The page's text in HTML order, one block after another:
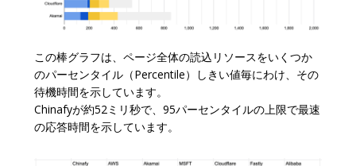
この棒グラフは、ページ全体の読込リソースをいくつか
のパーセンタイル（Percentile）しきい値毎にわけ、その
待機時間を示しています。
Chinafyが約52ミリ秒で、95パーセンタイルの上限で最速
の応答時間を示しています。